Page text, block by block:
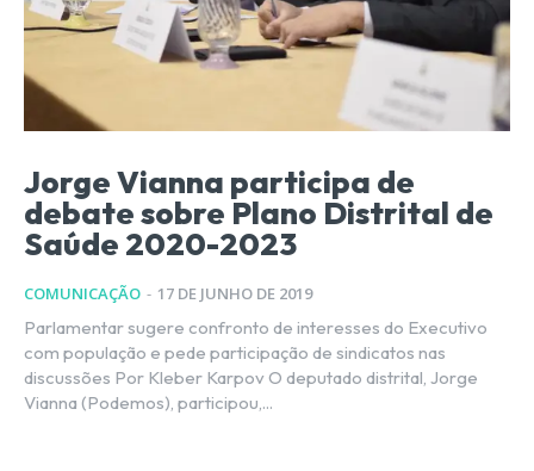
Jorge Vianna participa de
debate sobre Plano Distrital de
Saúde 2020-2023
COMUNICAÇÃO - 17 DE JUNHO DE 2019
Parlamentar sugere confronto de interesses do Executivo
com população e pede participação de sindicatos nas
discussões Por Kleber Karpov O deputado distrital, Jorge
Vianna (Podemos), participou,...